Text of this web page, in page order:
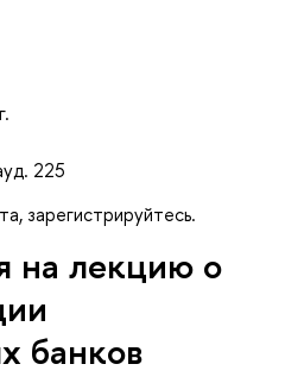
225
зарегистрируйтесь.
на лекцию о
банко